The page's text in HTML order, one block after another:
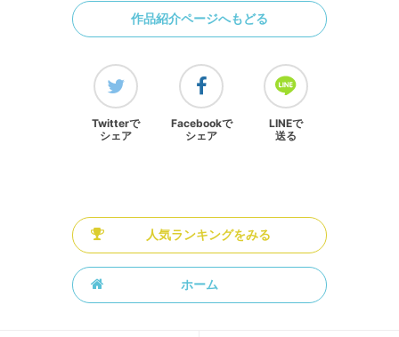
作品紹介ページへもどる
Twitterで
シェア
Facebookで
シェア
LINEで
送る
人気ランキングをみる
ホーム